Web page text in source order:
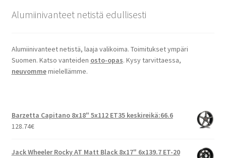
Alumiinivanteet netistä edullisesti
Alumiinivanteet netistä, laaja valikoima. Toimitukset ympäri
Suomen. Katso vanteiden osto-opas. Kysy tarvittaessa,
neuvommemielellämme.
Barzetta Capitano 8x18" 5x112 ET35 keskireikä:66.6
128.74€
Jack Wheeler Rocky AT Matt Black 8x17" 6x139.7 ET-20